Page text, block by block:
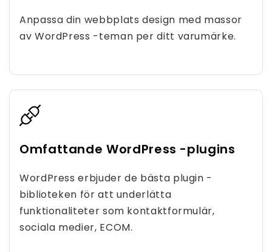
Anpassa din webbplats design med massor
av WordPress -teman per ditt varumärke.
Omfattande WordPress -plugins
WordPress erbjuder de bästa plugin -
biblioteken för att underlätta
funktionaliteter som kontaktformulär,
sociala medier, ECOM.